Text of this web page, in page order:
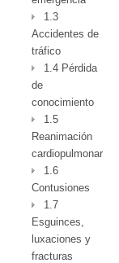
1.3
Accidentes de
tráfico
1.4 Pérdida
de
conocimiento
1.5
Reanimación
cardiopulmonar
1.6
Contusiones
1.7
Esguinces,
luxaciones y
fracturas